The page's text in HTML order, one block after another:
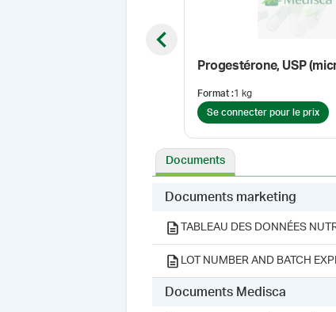
Progestérone, USP
Format :1 kg
Se connecter pour le prix
Previous slide
Documents
Documents marketing
TABLEAU DES DONNÉES
LOT NUMBER AND BATCH
Documents Medisca